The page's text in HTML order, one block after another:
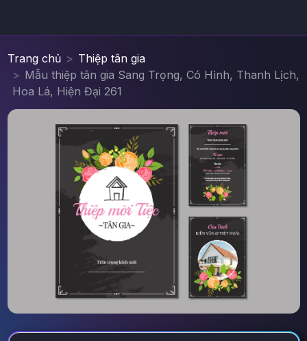
Trang chủ
Thiệp tân gia
Mẫu thiệp tân gia Sang Trọng, Có Hình, Thanh Lịch,
Hoa Lá, Hiện Đại 261